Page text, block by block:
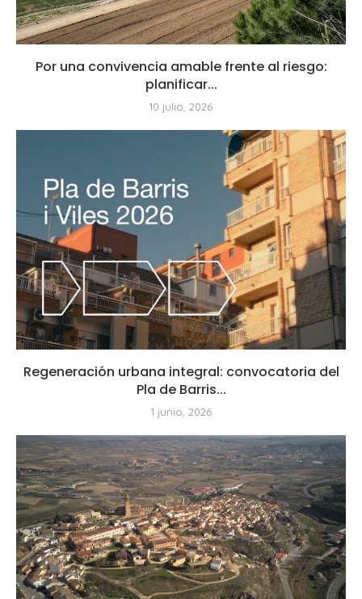
Por una convivencia amable frente al riesgo:
planificar...
10 julio, 2026
Regeneración urbana integral: convocatoria del
Pla de Barris...
1 junio, 2026